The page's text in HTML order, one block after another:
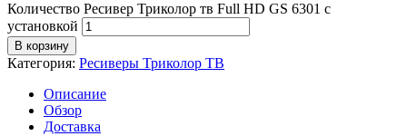
Количество Ресивер Триколор тв Full HD GS 6301 с
установкой
В корзину
Категория: Ресиверы Триколор ТВ
Описание
Обзор
Доставка